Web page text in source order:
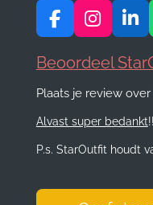
F
c
b
o
k
I
s
a
r
a
L
n
e
I
n
Beoordeel
Plaats je review
Alvast super bedankt
P.s. StarOutfit houdt